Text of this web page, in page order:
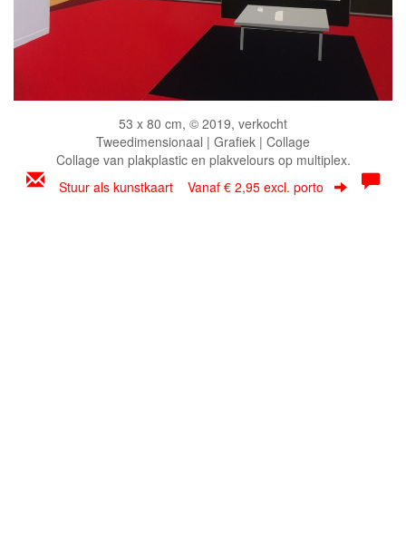
53 x 80 cm, © 2019, verkocht
Tweedimensionaal | Grafiek | Collage
Collage van plakplastic en plakvelours op multiplex.
Stuur als kunstkaart Vanaf € 2,95 excl. porto